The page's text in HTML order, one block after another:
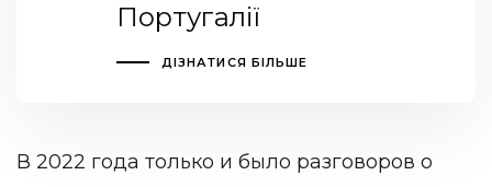
Португалії
ДІЗНАТИСЯ БІЛЬШЕ
В 2022 года только и было разговоров о